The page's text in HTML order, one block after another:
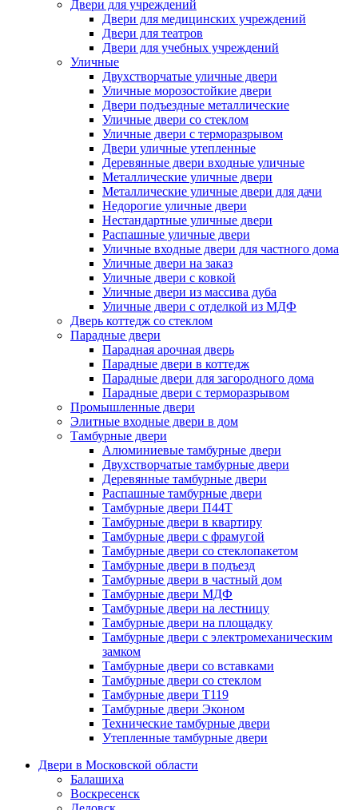
Двери для учреждений
Двери для медицинских учреждений
Двери для театров
Двери для учебных учреждений
Уличные
Двухстворчатые уличные двери
Уличные морозостойкие двери
Двери подъездные металлические
Уличные двери со стеклом
Уличные двери с терморазрывом
Двери уличные утепленные
Деревянные двери входные уличные
Металлические уличные двери
Металлические уличные двери для дачи
Недорогие уличные двери
Нестандартные уличные двери
Распашные уличные двери
Уличные входные двери для частного дома
Уличные двери на заказ
Уличные двери с ковкой
Уличные двери из массива дуба
Уличные двери с отделкой из МДФ
Дверь коттедж со стеклом
Парадные двери
Парадная арочная дверь
Парадные двери в коттедж
Парадные двери для загородного дома
Парадные двери с терморазрывом
Промышленные двери
Элитные входные двери в дом
Тамбурные двери
Алюминиевые тамбурные двери
Двухстворчатые тамбурные двери
Деревянные тамбурные двери
Распашные тамбурные двери
Тамбурные двери П44Т
Тамбурные двери в квартиру
Тамбурные двери с фрамугой
Тамбурные двери со стеклопакетом
Тамбурные двери в подъезд
Тамбурные двери в частный дом
Тамбурные двери МДФ
Тамбурные двери на лестницу
Тамбурные двери на площадку
Тамбурные двери с электромеханическим
замком
Тамбурные двери со вставками
Тамбурные двери со стеклом
Тамбурные двери Т119
Тамбурные двери Эконом
Технические тамбурные двери
Утепленные тамбурные двери
Двери в Московской области
Балашиха
Воскресенск